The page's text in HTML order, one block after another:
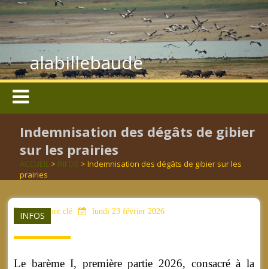
alabillebaude
Indemnisation des dégâts de gibier
sur les prairies
ACCUEIL > INFOS > Indemnisation des dégâts de gibier sur les
prairies
INFOS
aucun mot clé lundi 23 février 2026
Le barème I, première partie 2026, consacré à la